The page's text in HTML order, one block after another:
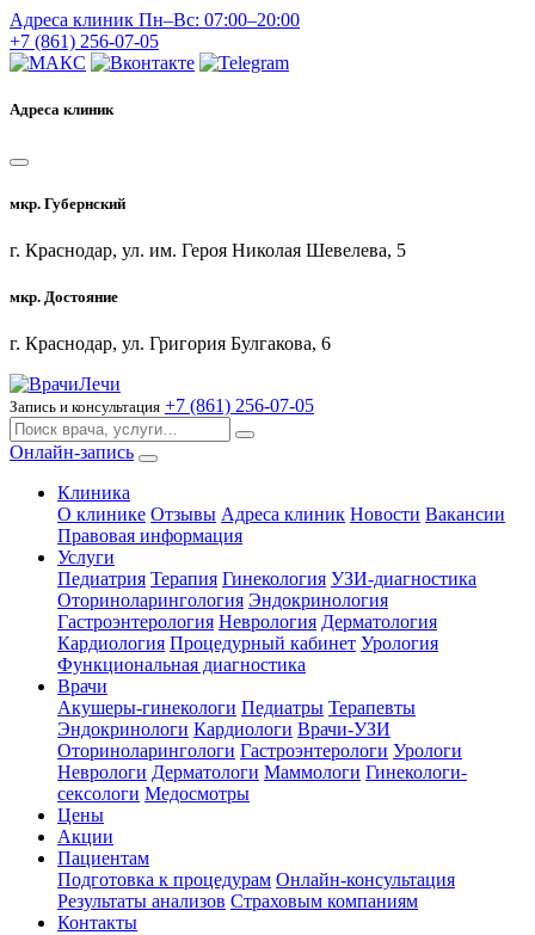
Адреса клиник Пн–Вс: 07:00–20:00
+7 (861) 256-07-05
Адреса клиник
мкр. Губернский
г. Краснодар, ул. им. Героя Николая Шевелева, 5
мкр. Достояние
г. Краснодар, ул. Григория Булгакова, 6
Запись и консультация +7 (861) 256-07-05
Онлайн-запись
Клиника
О клинике Отзывы Адреса клиник Новости Вакансии
Правовая информация
Услуги
Педиатрия Терапия Гинекология УЗИ-диагностика
Оториноларингология Эндокринология
Гастроэнтерология Неврология Дерматология
Кардиология Процедурный кабинет Урология
Функциональная диагностика
Врачи
Акушеры-гинекологи Педиатры Терапевты
Эндокринологи Кардиологи Врачи-УЗИ
Оториноларингологи Гастроэнтерологи Урологи
Неврологи Дерматологи Маммологи Гинекологи-
сексологи Медосмотры
Цены
Акции
Пациентам
Подготовка к процедурам Онлайн-консультация
Результаты анализов Страховым компаниям
Контакты